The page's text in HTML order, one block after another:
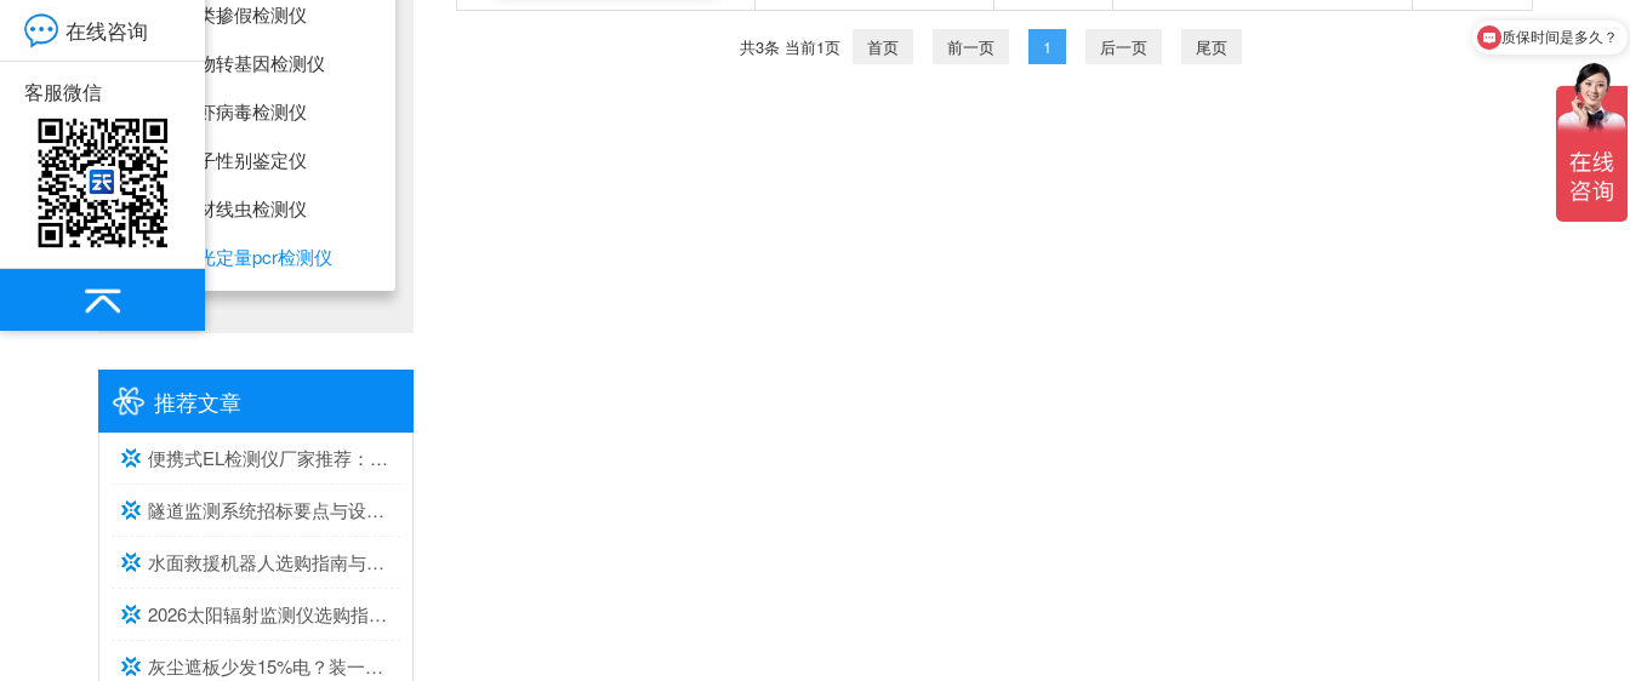
肉类掺假检测仪
植物转基因检测仪
鱼虾病毒检测仪
鸽子性别鉴定仪
松材线虫检测仪
荧光定量pcr检测仪
推荐文章
便携式EL检测仪厂家推荐：综合实力与口碑兼具的2家
隧道监测系统招标要点与设备选型建议
水面救援机器人选购指南与推荐top榜单
2026太阳辐射监测仪选购指南与推荐，实测靠谱！
灰尘遮板少发15%电？装一台光伏灰尘检测仪，提升发电效率，清洗成本省20%
共3条 当前1页 首页 前一页 1 后一页 尾页
在线咨询
客服微信
质保时间是多久？